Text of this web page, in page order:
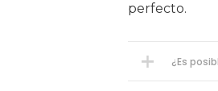
perfecto.
¿Es